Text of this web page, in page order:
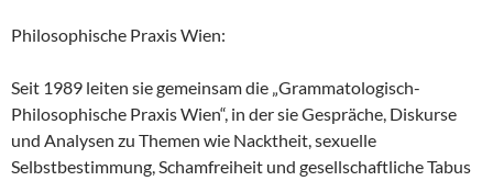
Philosophische Praxis Wien:
Seit 1989 leiten sie gemeinsam die „Grammatologisch-
Philosophische Praxis Wien“, in der sie Gespräche, Diskurse
und Analysen zu Themen wie Nacktheit, sexuelle
Selbstbestimmung, Schamfreiheit und gesellschaftliche Tabus